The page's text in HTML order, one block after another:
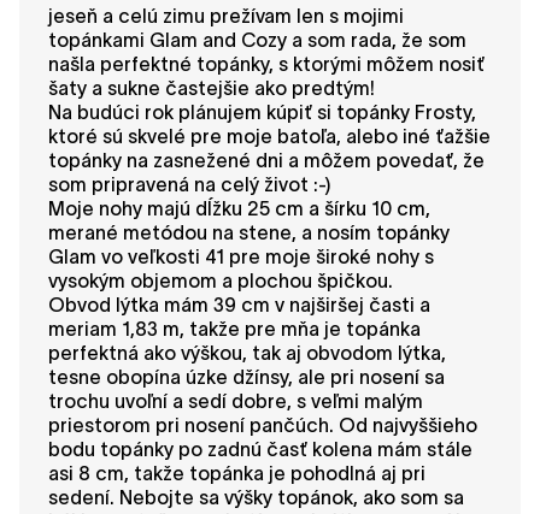
jeseň a celú zimu prežívam len s mojimi
topánkami Glam and Cozy a som rada, že som
našla perfektné topánky, s ktorými môžem nosiť
šaty a sukne častejšie ako predtým!
Na budúci rok plánujem kúpiť si topánky Frosty,
ktoré sú skvelé pre moje batoľa, alebo iné ťažšie
topánky na zasnežené dni a môžem povedať, že
som pripravená na celý život :-)
Moje nohy majú dĺžku 25 cm a šírku 10 cm,
merané metódou na stene, a nosím topánky
Glam vo veľkosti 41 pre moje široké nohy s
vysokým objemom a plochou špičkou.
Obvod lýtka mám 39 cm v najširšej časti a
meriam 1,83 m, takže pre mňa je topánka
perfektná ako výškou, tak aj obvodom lýtka,
tesne obopína úzke džínsy, ale pri nosení sa
trochu uvoľní a sedí dobre, s veľmi malým
priestorom pri nosení pančúch. Od najvyššieho
bodu topánky po zadnú časť kolena mám stále
asi 8 cm, takže topánka je pohodlná aj pri
sedení. Nebojte sa výšky topánok, ako som sa